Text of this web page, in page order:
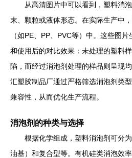
从高清图片中可以看到，塑料消
末、颗粒或液体形态。在实际生产中
（如PE、PP、PVC等）中。这些图
和使用后的对比效果：未处理的塑料
陷，而经过消泡剂处理的样品则呈现
汇塑胶制品厂通过严格筛选消泡剂类
兼容性，从而优化生产流程。
消泡剂的种类与选择
根据化学组成，塑料消泡剂可分
油基）和复合型等。有机硅类消泡效